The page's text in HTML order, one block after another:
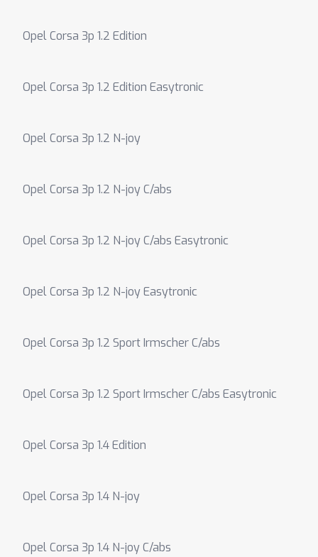
Opel Corsa 3p 1.2 Edition
Opel Corsa 3p 1.2 Edition Easytronic
Opel Corsa 3p 1.2 N-joy
Opel Corsa 3p 1.2 N-joy C/abs
Opel Corsa 3p 1.2 N-joy C/abs Easytronic
Opel Corsa 3p 1.2 N-joy Easytronic
Opel Corsa 3p 1.2 Sport Irmscher C/abs
Opel Corsa 3p 1.2 Sport Irmscher C/abs Easytronic
Opel Corsa 3p 1.4 Edition
Opel Corsa 3p 1.4 N-joy
Opel Corsa 3p 1.4 N-joy C/abs